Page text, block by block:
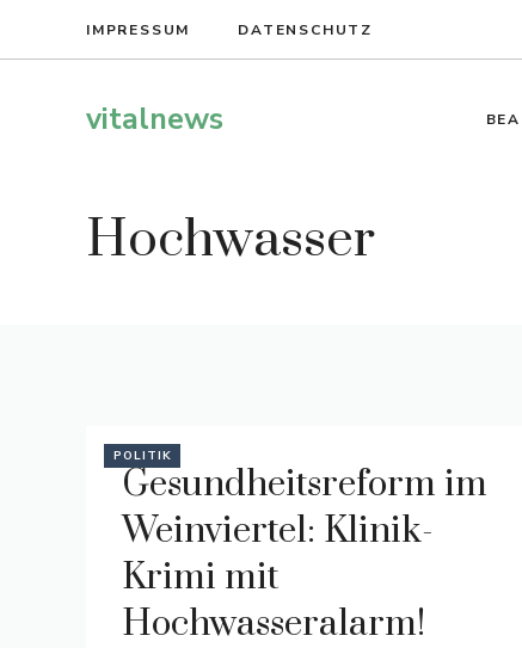
IMPRESSUM DATENSCHUTZ
vitalnews
Hochwasser
POLITIK
Gesundheitsreform im
Weinviertel: Klinik-
Krimi mit
Hochwasseralarm!